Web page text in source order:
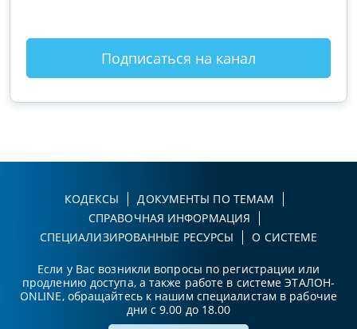
Подписаться на канал
КОДЕКСЫ
ДОКУМЕНТЫ ПО ТЕМАМ
СПРАВОЧНАЯ ИНФОРМАЦИЯ
СПЕЦИАЛИЗИРОВАННЫЕ РЕСУРСЫ
О СИСТЕМЕ
Если у Вас возникли вопросы по регистрации или
продлению доступа, а также работе в системе ЭТАЛОН-
ONLINE, обращайтесь к нашим специалистам в рабочие
дни с 9.00 до 18.00